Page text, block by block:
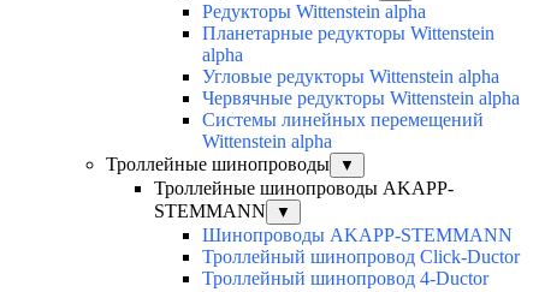
Редукторы Wittenstein alpha
Планетарные редукторы Wittenstein
alpha
Угловые редукторы Wittenstein alpha
Червячные редукторы Wittenstein alpha
Системы линейных перемещений
Wittenstein alpha
Троллейные шинопроводы
▼
Троллейные шинопроводы AKAPP-
STEMMANN
▼
Шинопроводы AKAPP-STEMMANN
Троллейный шинопровод Click-Ductor
Троллейный шинопровод 4-Ductor